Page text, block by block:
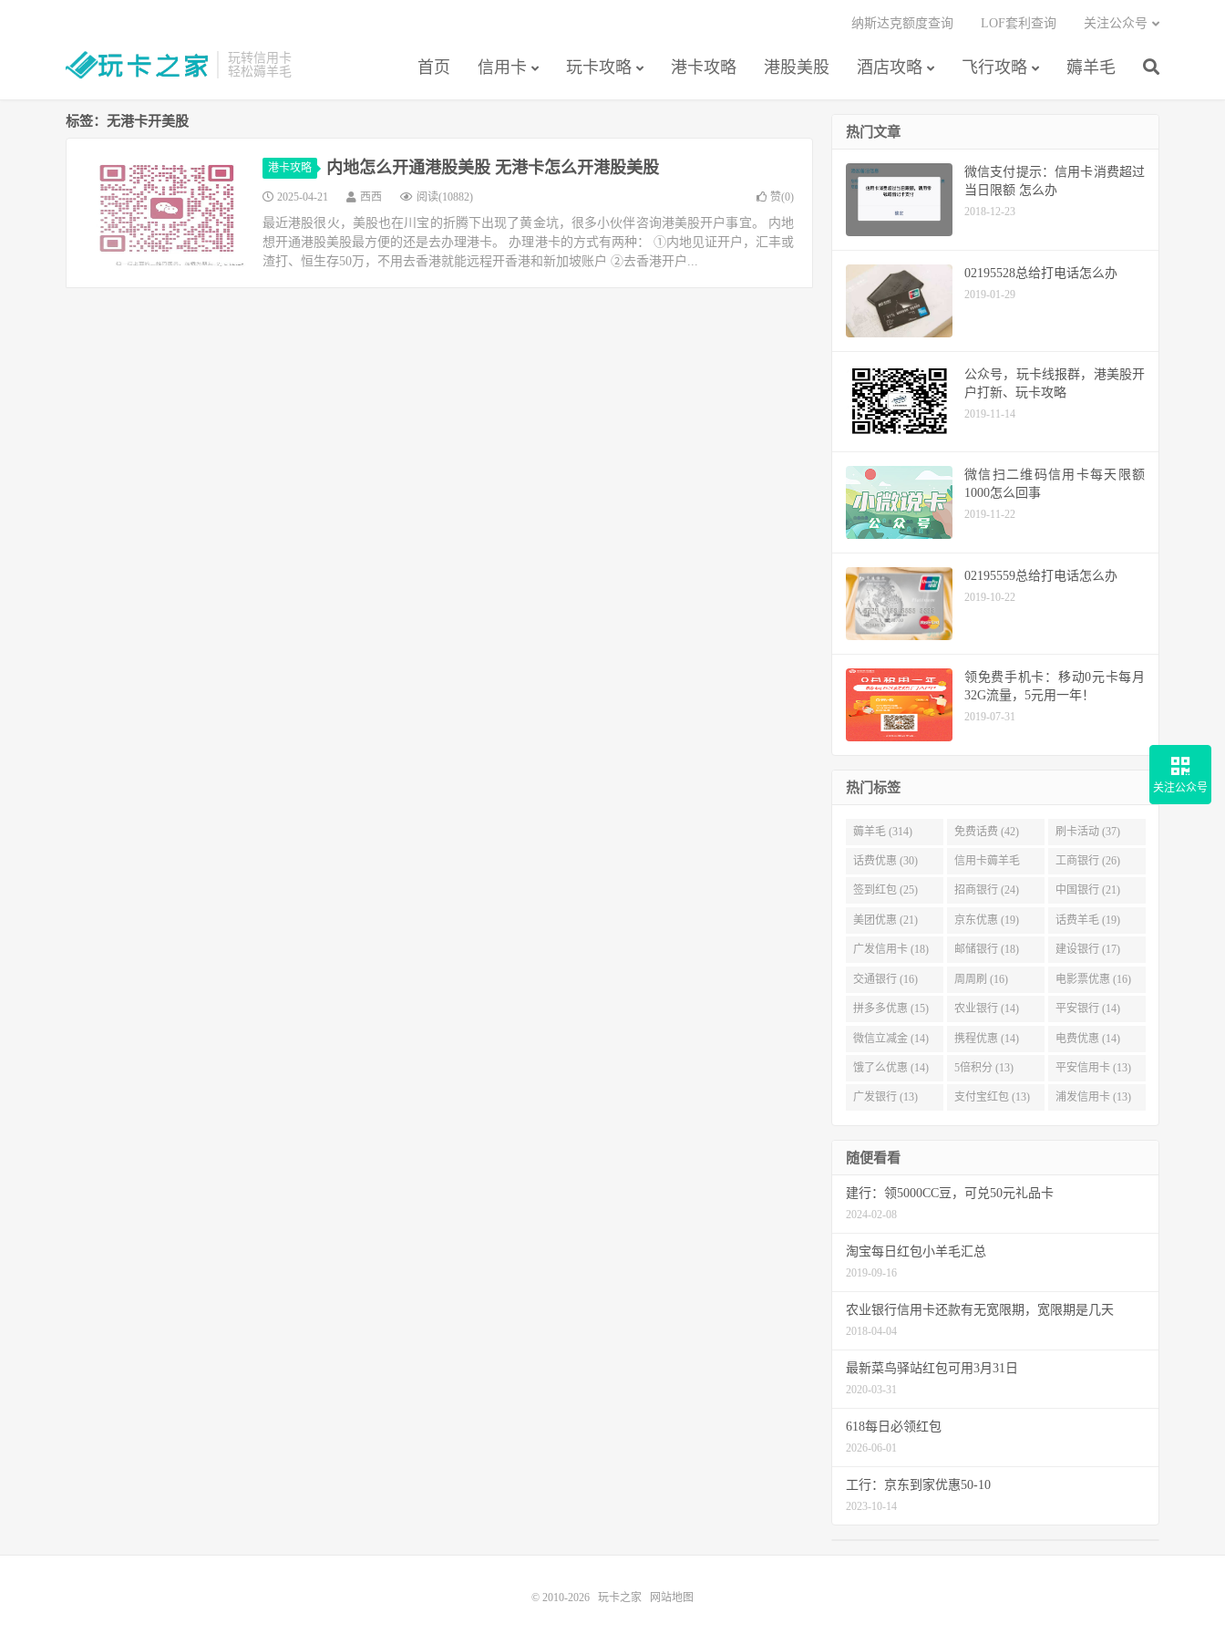
玩转信用卡
轻松薅羊毛
首页 信用卡 玩卡攻略 港卡攻略 港股美股 酒店攻略 飞行攻略 薅羊毛
纳斯达克额度查询 LOF套利查询 关注公众号
标签：无港卡开美股
港卡攻略 内地怎么开通港股美股 无港卡怎么开港股美股
2025-04-21 西西 阅读(10882) 赞(0)
最近港股很火，美股也在川宝的折腾下出现了黄金坑，很多小伙伴咨询港美股开户事宜。 内地
想开通港股美股最方便的还是去办理港卡。 办理港卡的方式有两种： ①内地见证开户，汇丰或
渣打、恒生存50万，不用去香港就能远程开香港和新加坡账户 ②去香港开户...
热门文章
微信支付提示：信用卡消费超过
当日限额 怎么办
2018-12-23
02195528总给打电话怎么办
2019-01-29
公众号，玩卡线报群，港美股开
户打新、玩卡攻略
2019-11-14
微信扫二维码信用卡每天限额
1000怎么回事
2019-11-22
02195559总给打电话怎么办
2019-10-22
领免费手机卡：移动0元卡每月
32G流量，5元用一年！
2019-07-31
热门标签
薅羊毛 (314) 免费话费 (42) 刷卡活动 (37)
话费优惠 (30) 信用卡薅羊毛
(29)
工商银行 (26)
签到红包 (25) 招商银行 (24) 中国银行 (21)
美团优惠 (21) 京东优惠 (19) 话费羊毛 (19)
广发信用卡 (18) 邮储银行 (18) 建设银行 (17)
交通银行 (16) 周周刷 (16) 电影票优惠 (16)
拼多多优惠 (15) 农业银行 (14) 平安银行 (14)
微信立减金 (14) 携程优惠 (14) 电费优惠 (14)
饿了么优惠 (14) 5倍积分 (13) 平安信用卡 (13)
广发银行 (13) 支付宝红包 (13) 浦发信用卡 (13)
随便看看
建行：领5000CC豆，可兑50元礼品卡
2024-02-08
淘宝每日红包小羊毛汇总
2019-09-16
农业银行信用卡还款有无宽限期，宽限期是几天
2018-04-04
最新菜鸟驿站红包可用3月31日
2020-03-31
618每日必领红包
2026-06-01
工行：京东到家优惠50-10
2023-10-14
© 2010-2026 玩卡之家 网站地图
关注公众号